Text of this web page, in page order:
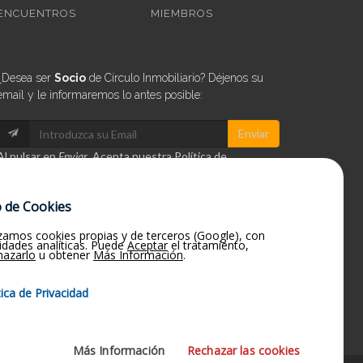
MIEMBROS
serSocio de Círculo Inmobiliario? Déjenos su
y le informaremos lo antes posible:
Enviar
pulsar enEnviar,AceptanuestraPolítica de
Síganos
en LinkedIN
de Cookies
cookies propias y de terceros (Google), con
analíticas. PuedeAceptarel tratamiento,
u obtenerMás Información.
de Privacidad
Más Información Rechazar las cookies